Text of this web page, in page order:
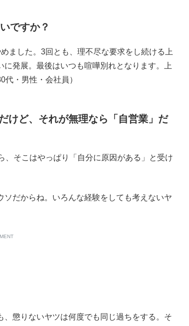
ですか？
ました。3回とも、理不尽な要求をし続ける上
発展。最後はいつも喧嘩別れとなります。上
・男性・会社員）
ど、それが無理なら「自営業」だ
そこはやっぱり「自分に原因がある」と受け
ソだからね。いろんな経験をしても考えないヤ
懲りないヤツは何度でも同じ過ちをする。そ